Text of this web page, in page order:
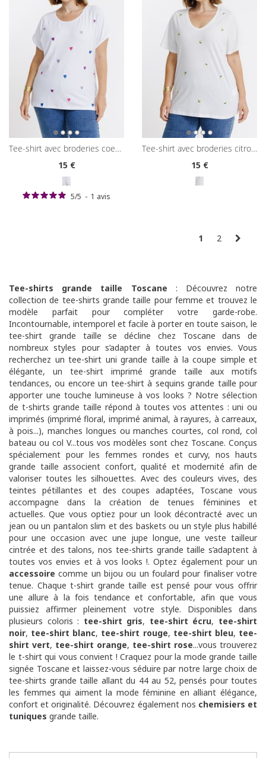
tee-shirt avec broderies coeurs
15€
5/5 - 1 avis
tee-shirt avec broderies citrons
15€
1 2
Tee-shirts grande taille Toscane : Découvrez notre
collection de tee-shirts grande taille pour femme et trouvez le
modèle parfait pour compléter votre garde-robe.
Incontournable, intemporel et facile à porter en toute saison, le
tee-shirt grande taille se décline chez Toscane dans de
nombreux styles pour s’adapter à toutes vos envies. Vous
recherchez un tee-shirt uni grande taille à la coupe simple et
élégante, un tee-shirt imprimé grande taille aux motifs
tendances, ou encore un tee-shirt à sequins grande taille pour
apporter une touche lumineuse à vos looks ? Notre sélection
de t-shirts grande taille répond à toutes vos attentes : uni ou
imprimés (imprimé floral, imprimé animal, à rayures, à carreaux,
à pois...), manches longues ou manches courtes, col rond, col
bateau ou col V...tous vos modèles sont chez Toscane. Conçus
spécialement pour les femmes rondes et curvy, nos hauts
grande taille associent confort, qualité et modernité afin de
valoriser toutes les silhouettes. Avec des couleurs vives, des
teintes pétillantes et des coupes adaptées, Toscane vous
accompagne dans la création de tenues féminines et
actuelles. Que vous optiez pour un look décontracté avec un
jean ou un pantalon slim et des baskets ou un style plus habillé
pour une occasion avec une jupe longue, une veste tailleur
cintrée et des talons, nos tee-shirts grande taille s’adaptent à
toutes vos envies et à vos looks !. Optez également pour un
accessoire comme un bijou ou un foulard pour finaliser votre
tenue. Chaque t-shirt grande taille est pensé pour vous offrir
une allure à la fois tendance et confortable, afin que vous
puissiez affirmer pleinement votre style. Disponibles dans
plusieurs coloris : tee-shirt gris, tee-shirt écru, tee-shirt
noir, tee-shirt blanc, tee-shirt rouge, tee-shirt bleu, tee-
shirt vert, tee-shirt orange, tee-shirt rose...vous trouverez
le t-shirt qui vous convient ! Craquez pour la mode grande taille
signée Toscane et laissez-vous séduire par notre large choix de
tee-shirts grande taille allant du 44 au 52, pensés pour toutes
les femmes qui aiment la mode féminine en alliant élégance,
confort et originalité. Découvrez également nos chemisiers et
tuniques grande taille.